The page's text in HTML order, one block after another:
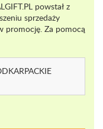
powstał z
sprzedaży
promocję. Za pomocą